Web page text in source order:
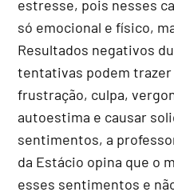
estresse, pois nesses
só emocional e físico,
Resultados negativos
tentativas podem
frustração, culpa,
autoestima e causar
sentimentos, a
da Estácio opina que o
esses sentimentos e